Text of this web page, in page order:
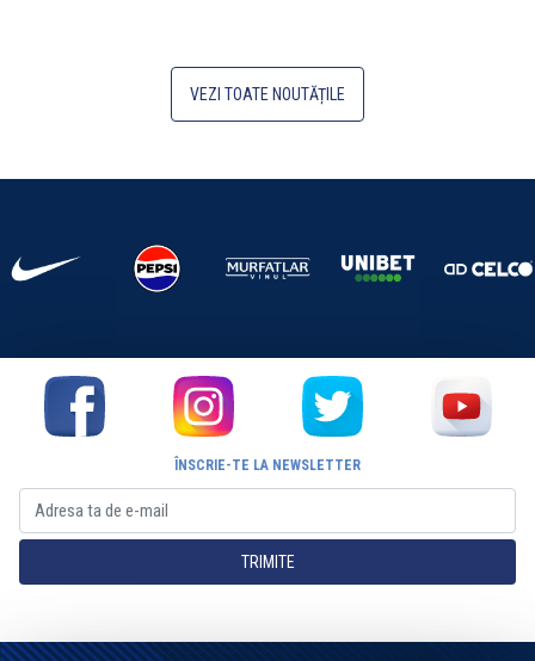
VEZI TOATE NOUTĂȚILE
ÎNSCRIE-TE LA NEWSLETTER
TRIMITE